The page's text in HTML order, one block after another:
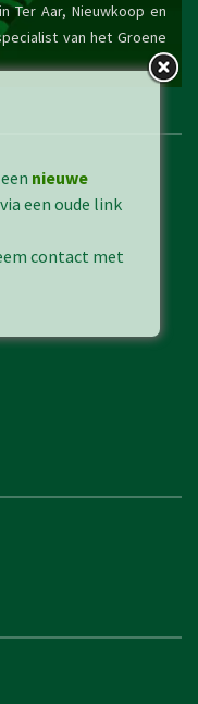
Ter Aar, Nieuwkoop en
van het Groene
nieuwe
een oude link
contact met